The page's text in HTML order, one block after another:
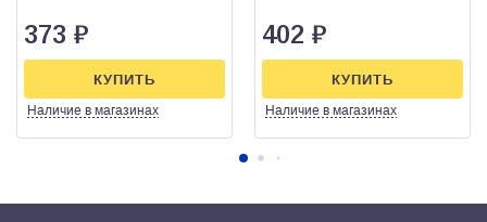
373 ₽
Наличие в магазинах
КУПИТЬ
402 ₽
Наличие в магазинах
КУПИТЬ